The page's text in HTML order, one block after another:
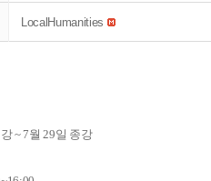
LocalHumanities
~ 7월 29일 종강